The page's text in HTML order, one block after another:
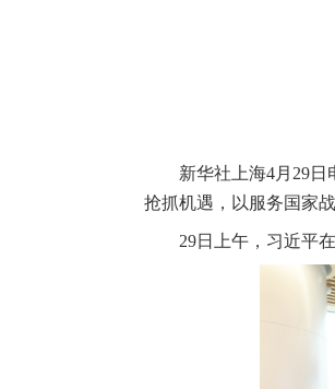
新华社上海4月29
抢抓机遇，以服务国家
29日上午，习近平